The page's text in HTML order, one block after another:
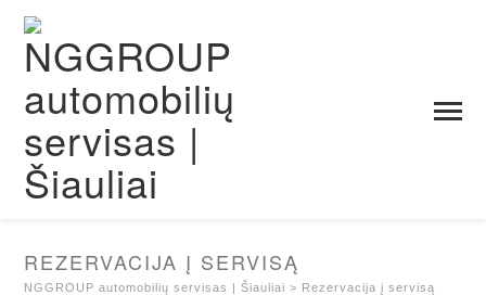
REZERVACIJA Į SERVISĄ
NGGROUP automobilių servisas | Šiauliai > Rezervacija į servisą